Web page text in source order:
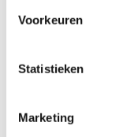
moment wijzigen
Voorkeuren
Statistieken
Marketing